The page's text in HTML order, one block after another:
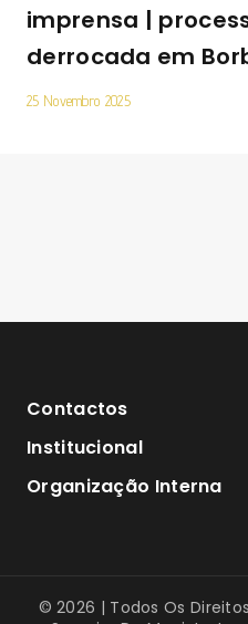
imprensa |
derrocada em
25 Novembro 2025
Contactos
Institucional
Organização Interna
© 2026 | Todos Os